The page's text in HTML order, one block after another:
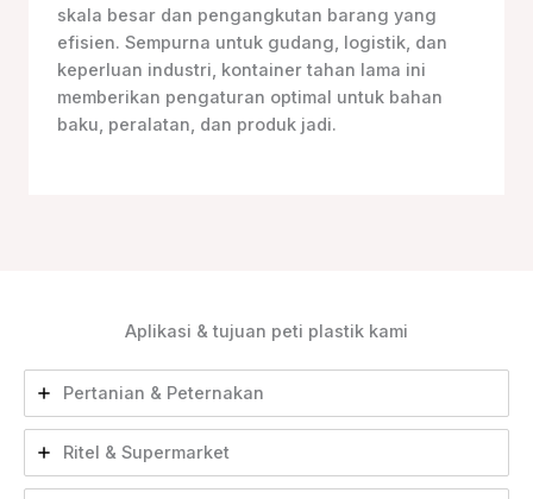
skala besar dan pengangkutan barang yang
efisien. Sempurna untuk gudang, logistik, dan
keperluan industri, kontainer tahan lama ini
memberikan pengaturan optimal untuk bahan
baku, peralatan, dan produk jadi.
Aplikasi & tujuan peti plastik kami
Pertanian & Peternakan
Ritel & Supermarket